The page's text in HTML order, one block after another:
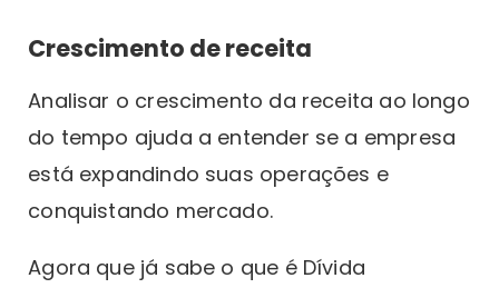
Crescimento de receita
Analisar o crescimento da receita ao longo
do tempo ajuda a entender se a empresa
está expandindo suas operações e
conquistando mercado.
Agora que já sabe o que é Dívida